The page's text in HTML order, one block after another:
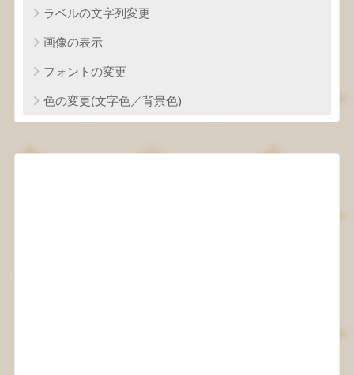
ラベルの文字列変更
画像の表示
フォントの変更
色の変更(文字色／背景色)